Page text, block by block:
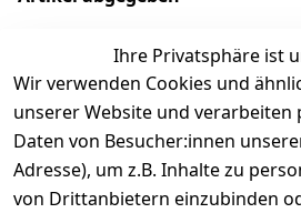
EU-Verantwortliche Person -
Ihre Privatsphäre ist
Wir verwenden Cookies und
unserer Website und verarbeiten
Daten von Besucher:innen
Adresse), um z.B. Inhalte zu
von Drittanbietern einzubinden